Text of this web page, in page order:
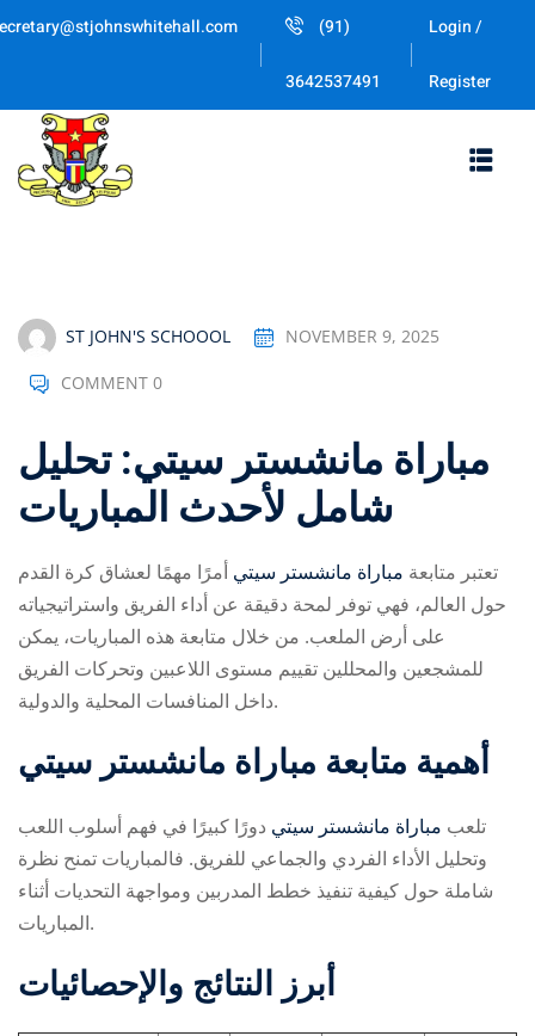
Skip
(91)
3642537491
Login /
Register
ST JOHN'S SCHOOOL NOVEMBER 9, 2025
COMMENT 0
مباراة مانشستر سيتي: تحليل
شامل لأحدث المباريات
تعتبر متابعة مباراة مانشستر سيتي أمرًا مهمًا لعشاق كرة القدم
حول العالم، فهي توفر لمحة دقيقة عن أداء الفريق واستراتيجياته
على أرض الملعب. من خلال متابعة هذه المباريات، يمكن
للمشجعين والمحللين تقييم مستوى اللاعبين وتحركات الفريق
داخل المنافسات المحلية والدولية.
أهمية متابعة مباراة مانشستر سيتي
تلعب مباراة مانشستر سيتي دورًا كبيرًا في فهم أسلوب اللعب
وتحليل الأداء الفردي والجماعي للفريق. فالمباريات تمنح نظرة
شاملة حول كيفية تنفيذ خطط المدربين ومواجهة التحديات أثناء
المباريات.
أبرز النتائج والإحصائيات